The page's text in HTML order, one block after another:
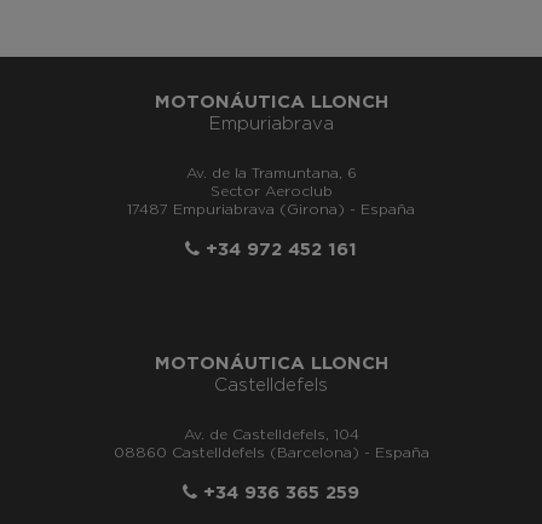
MOTONÁUTICA LLONCH
Empuriabrava
Av. de la Tramuntana, 6
Sector Aeroclub
17487 Empuriabrava (Girona) - España
+34 972 452 161
MOTONÁUTICA LLONCH
Castelldefels
Av. de Castelldefels, 104
08860 Castelldefels (Barcelona) - España
+34 936 365 259